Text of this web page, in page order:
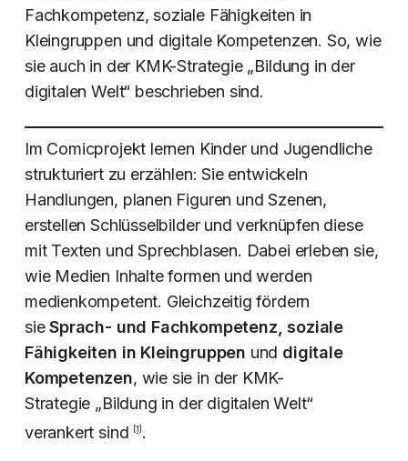
Fachkompetenz, soziale Fähigkeiten in
Kleingruppen und digitale Kompetenzen. So, wie
sie auch in der KMK-Strategie „Bildung in der
digitalen Welt“ beschrieben sind.
Im Comicprojekt lernen Kinder und Jugendliche
strukturiert zu erzählen: Sie entwickeln
Handlungen, planen Figuren und Szenen,
erstellen Schlüsselbilder und verknüpfen diese
mit Texten und Sprechblasen. Dabei erleben sie,
wie Medien Inhalte formen und werden
medienkompetent. Gleichzeitig fördern
sieSprach- und Fachkompetenz, soziale
Fähigkeiten in Kleingruppen und digitale
Kompetenzen, wie sie in der KMK-
Strategie „Bildung in der digitalen Welt“
verankert sind
[1] .